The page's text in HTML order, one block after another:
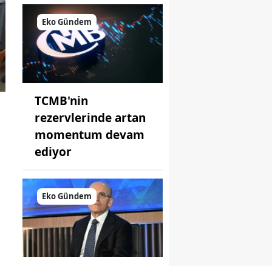
Eko Gündem
TCMB'nin
rezervlerinde artan
momentum devam
ediyor
Eko Gündem